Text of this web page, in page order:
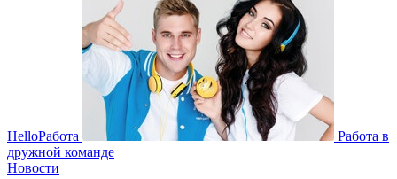
HelloРабота
Работа в
дружной команде
Новости